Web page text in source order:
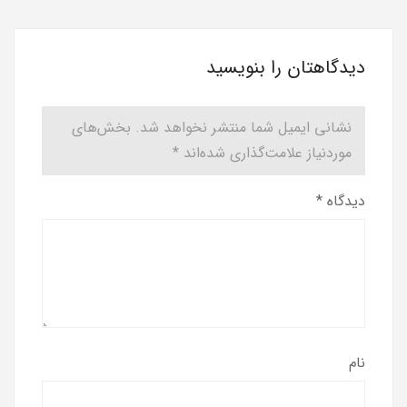
دیدگاهتان را بنویسید
نشانی ایمیل شما منتشر نخواهد شد. بخش‌های
موردنیاز علامت‌گذاری شده‌اند *
دیدگاه *
نام